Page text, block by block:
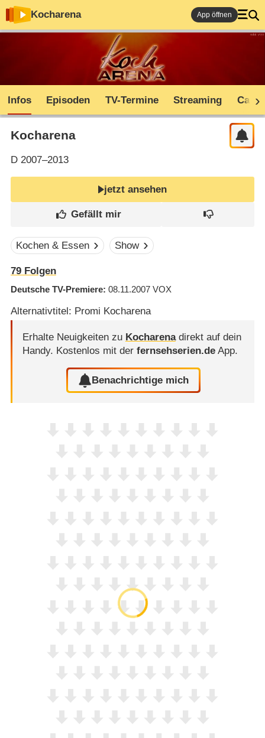
Kocharena App öffnen
Infos Episoden TV-Termine Streaming Cast
Kocharena
D2007–2013
jetzt ansehen
Kochen & Essen Show
79Folgen
Deutsche TV-Premiere 08.11.2007 VOX
Alternativtitel: Promi Kocharena
Erhalte Neuigkeiten zu Kocharenadirekt auf dein
Handy. Kostenlos mit der fernsehserien.deApp.
Benachrichtige mich